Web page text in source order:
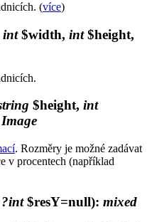
(více)
int$width, int$height,
$height, int
Image
. Rozměry je možné zadávat
v procentech (například
?int$resY=null): mixed